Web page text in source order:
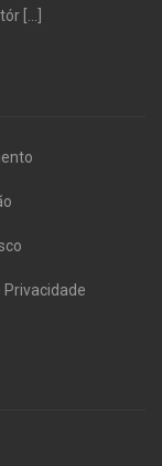
Privacidade